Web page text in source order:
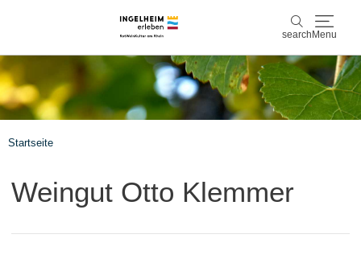
search Menu
search
Discover & experience
Startseite
Weingut Otto Klemmer